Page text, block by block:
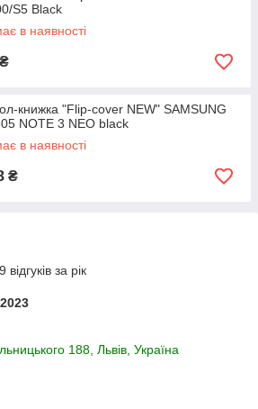
S5 Black
в наявності
₴
книжка "Flip-cover NEW" SAMSUNG
NOTE 3 NEO black
в наявності
₴
за рік
188, Львів, Україна